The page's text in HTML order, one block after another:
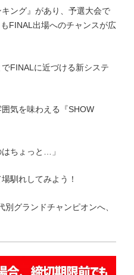
ング』があり、 予選大会で
FINAL出場へのチャンスが広
FINALに近づける新システ
気を味わえる『SHOW
ちょっと…」
馴れしてみよう！
グランドチャンピオンへ、